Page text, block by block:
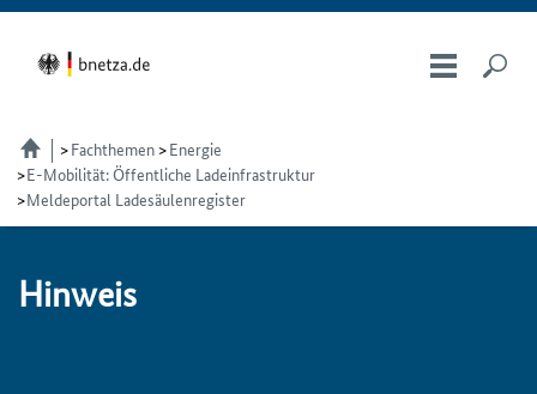
Fachthemen
Energie
E-Mobilität: Öffentliche Ladeinfrastruktur
Meldeportal Ladesäulenregister
Hin­weis